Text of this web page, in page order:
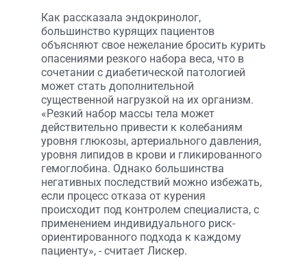
Как рассказала эндокринолог,
большинство курящих пациентов
объясняют свое нежелание бросить курить
опасениями резкого набора веса, что в
сочетании с диабетической патологией
может стать дополнительной
существенной нагрузкой на их организм.
«Резкий набор массы тела может
действительно привести к колебаниям
уровня глюкозы, артериального давления,
уровня липидов в крови и гликированного
гемоглобина. Однако большинства
негативных последствий можно избежать,
если процесс отказа от курения
происходит под контролем специалиста, с
применением индивидуального риск-
ориентированного подхода к каждому
пациенту», - считает Лискер.